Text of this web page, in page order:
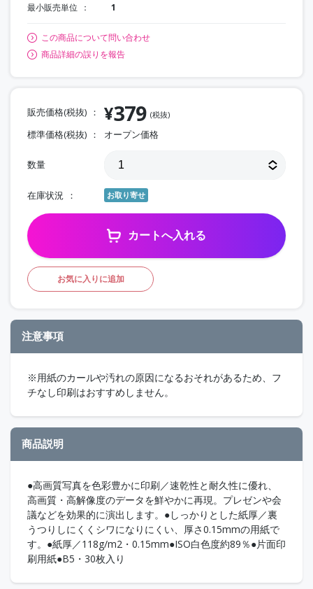
最小販売単位 1
この商品について問い合わせ
商品詳細の誤りを報告
販売価格(税抜) ¥379 (税抜)
標準価格(税抜) オープン価格
数量
在庫状況 お取り寄せ
カートへ入れる
お気に入りに追加
注意事項
※用紙のカールや汚れの原因になるおそれがあるため、フ
チなし印刷はおすすめしません。
商品説明
●高画質写真を色彩豊かに印刷／速乾性と耐久性に優れ、
高画質・高解像度のデータを鮮やかに再現。プレゼンや会
議などを効果的に演出します。●しっかりとした紙厚／裏
うつりしにくくシワになりにくい、厚さ0.15mmの用紙で
す。●紙厚／118g/m2・0.15mm●ISO白色度約89％●片面印
刷用紙●B5・30枚入り